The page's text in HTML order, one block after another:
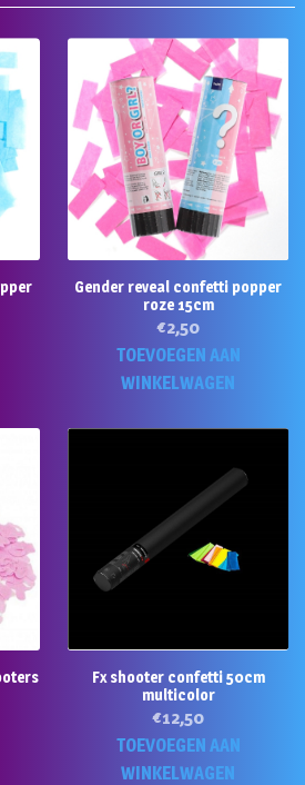
Gender reveal confetti popper
roze 15cm
€2,50
TOEVOEGEN AAN
WINKELWAGEN
Fx shooter confetti 50cm
multicolor
€12,50
TOEVOEGEN AAN
WINKELWAGEN